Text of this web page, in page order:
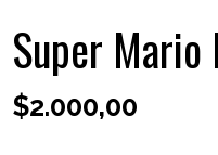
Super Mario
$2.000,00